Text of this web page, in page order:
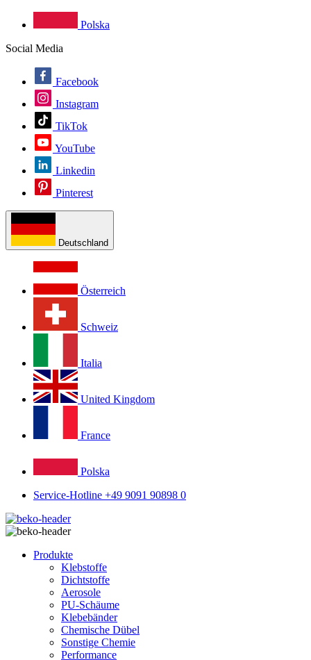
Polska
Social Media
Facebook
Instagram
TikTok
YouTube
Linkedin
Pinterest
Deutschland
Österreich
Schweiz
Italia
United Kingdom
France
Polska
Service-Hotline +49 9091 90898 0
Produkte
Klebstoffe
Dichtstoffe
Aerosole
PU-Schäume
Klebebänder
Chemische Dübel
Sonstige Chemie
Performance